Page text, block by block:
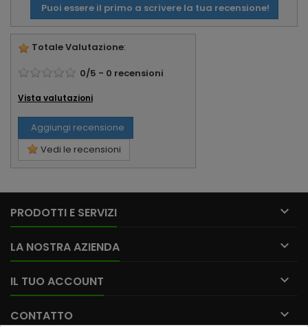
Puoi essere il primo a scrivere la tua recensione!
Totale Valutazione:
0/5 - 0 recensioni
Vista valutazioni
Aggiungi recensione
Vedi le recensioni
PRODOTTI E SERVIZI 
LA NOSTRA AZIENDA 
IL TUO ACCOUNT 
CONTATTO 